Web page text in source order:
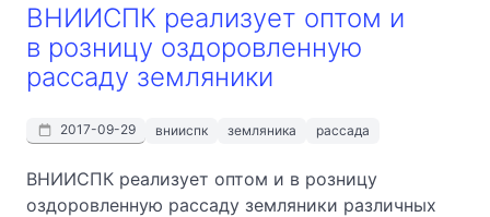
ВНИИСПК реализует оптом и
в розницу оздоровленную
рассаду земляники
2017-09-29 внииспк земляника рассада
ВНИИСПК реализует оптом и в розницу
оздоровленную рассаду земляники различных